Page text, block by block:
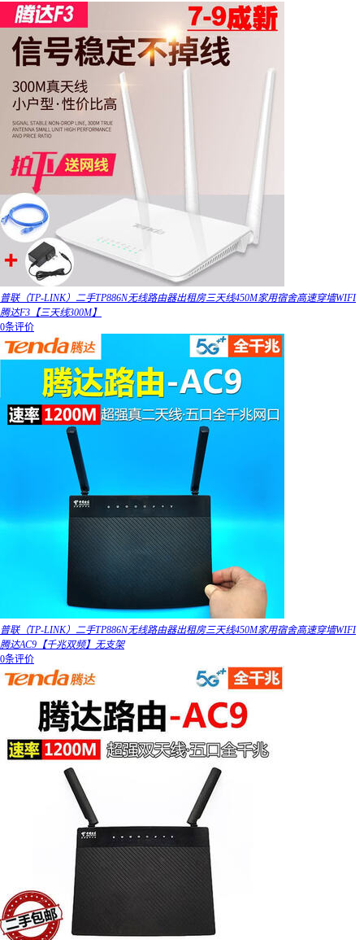
普联（TP-LINK）二手TP886N无线路由器出租房三天线450M家用宿舍高速穿墙WIFI
腾达F3【三天线300M】
0条评价
普联（TP-LINK）二手TP886N无线路由器出租房三天线450M家用宿舍高速穿墙WIFI
腾达AC9【千兆双频】无支架
0条评价